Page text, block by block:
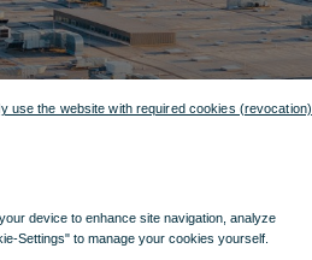
device to enhance site navigation, analyze
Settings" to manage your cookies yourself.
use the website with required cookies (revocation)